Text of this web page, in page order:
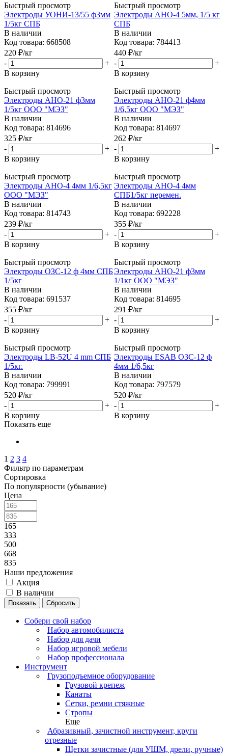
Быстрый просмотр
Электроды УОНИ-13/55 ф3мм
1/5кг СПБ
В наличии
Код товара: 668508
220 ₽/кг
-
+
В корзину
Быстрый просмотр
Электроды АНО-4 5мм, 1/5 кг
СПБ
В наличии
Код товара: 784413
440 ₽/кг
-
+
В корзину
Быстрый просмотр
Электроды АНО-21 ф3мм
1/5кг ООО "МЭЗ"
В наличии
Код товара: 814696
325 ₽/кг
-
+
В корзину
Быстрый просмотр
Электроды АНО-21 ф4мм
1/6,5кг ООО "МЭЗ"
В наличии
Код товара: 814697
262 ₽/кг
-
+
В корзину
Быстрый просмотр
Электроды АНО-4 4мм 1/6,5кг
ООО "МЭЗ"
В наличии
Код товара: 814743
239 ₽/кг
-
+
В корзину
Быстрый просмотр
Электроды АНО-4 4мм
СПБ1/5кг перемен.
В наличии
Код товара: 692228
355 ₽/кг
-
+
В корзину
Быстрый просмотр
Электроды ОЗС-12 ф 4мм СПБ
1/5кг
В наличии
Код товара: 691537
355 ₽/кг
-
+
В корзину
Быстрый просмотр
Электроды АНО-21 ф3мм
1/1кг ООО "МЭЗ"
В наличии
Код товара: 814695
291 ₽/кг
-
+
В корзину
Быстрый просмотр
Электроды LB-52U 4 mm СПБ
1/5кг.
В наличии
Код товара: 799991
520 ₽/кг
-
+
В корзину
Быстрый просмотр
Электроды ESAB ОЗС-12 ф
4мм 1/6,5кг
В наличии
Код товара: 797579
520 ₽/кг
-
+
В корзину
Показать еще
1 2 3 4
Фильтр по параметрам
Сортировка
По популярности (убывание)
Цена
165
333
500
668
835
Наши предложения
Акция
В наличии
Сбросить
Собери свой набор
Набор автомобилиста
Набор для дачи
Набор игровой мебели
Набор профессионала
Инструмент
Грузоподъемное оборудование
Грузовой крепеж
Канаты
Сетки, ремни стяжные
Стропы
Еще
Абразивный, зачистной инструмент, круги
отрезные
Щетки зачистные (для УШМ, дрели, ручные)